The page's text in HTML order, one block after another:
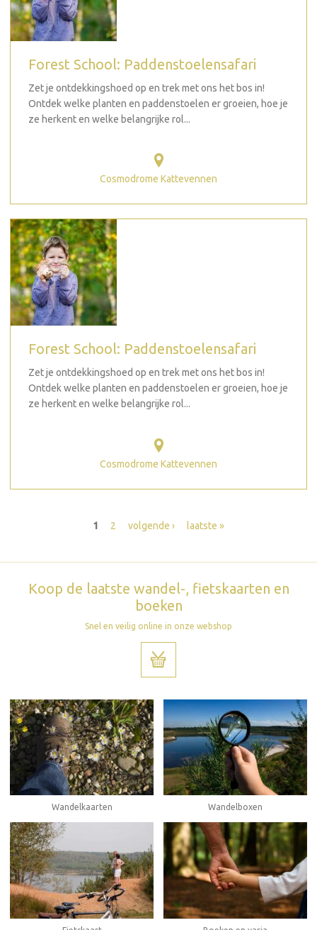
Forest School: Paddenstoelensafari
Zet je ontdekkingshoed op en trek met ons het bos in!
Ontdek welke planten en paddenstoelen er groeien, hoe je
ze herkent en welke belangrijke rol...
Cosmodrome Kattevennen
Forest School: Paddenstoelensafari
Zet je ontdekkingshoed op en trek met ons het bos in!
Ontdek welke planten en paddenstoelen er groeien, hoe je
ze herkent en welke belangrijke rol...
Cosmodrome Kattevennen
1 2 volgende › laatste »
Koop de laatste wandel-, fietskaarten en
boeken
Snel en veilig online in onze webshop
Wandelkaarten Wandelboxen